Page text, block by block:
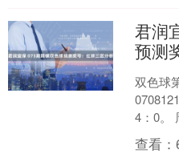
君润
预测
双色球
4：0。
区分析
查看：